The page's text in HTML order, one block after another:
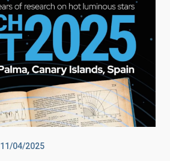
11/04/2025